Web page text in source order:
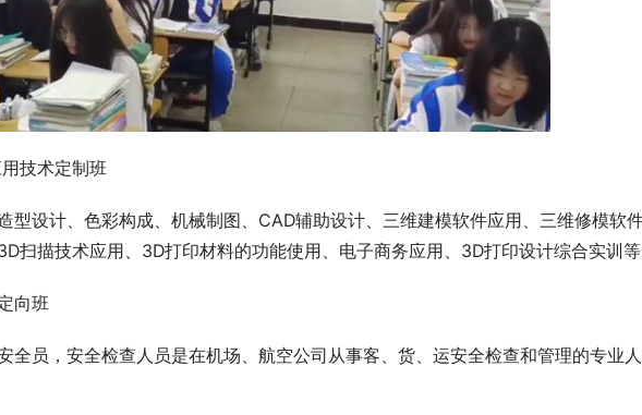
技术定制班
型设计、色彩构成、机械制图、CAD辅助设计、三维建模软件应用、三维修模软
扫描技术应用、3D打印材料的功能使用、电子商务应用、3D打印设计综合实训
向班
全员，安全检查人员是在机场、航空公司从事客、货、运安全检查和管理的专业人